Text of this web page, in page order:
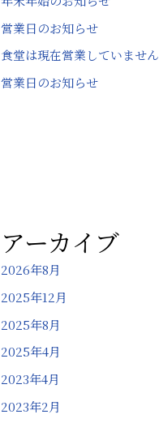
営業日のお知らせ
食堂は現在営業していません
営業日のお知らせ
アーカイブ
2026年8月
2025年12月
2025年8月
2025年4月
2023年4月
2023年2月